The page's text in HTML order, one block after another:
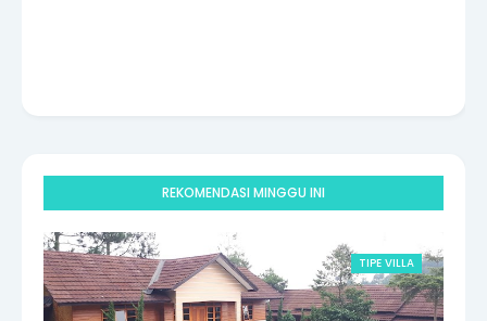
REKOMENDASI MINGGU INI
TIPE VILLA